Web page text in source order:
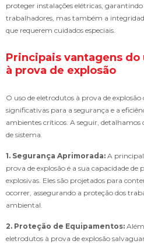
proteger instalações elétricas,
trabalhadores, mas também a
que requerem cuidados especiais.
Principais vantagens
à prova de explosão
O uso de eletrodutos à prova de
significativas para a segurança e a
ambientes críticos. A seguir, detalhamos
de sistema.
1. Segurança Aprimorada: A
prova de explosão é a sua capacidade
explosivas. Eles são projetados para
ocorrer, assegurando a proteção dos
ambiental.
2. Proteção de Equipamentos:
eletrodutos à prova de explosão